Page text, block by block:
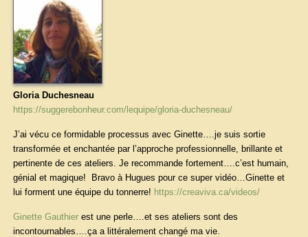
Gloria Duchesneau
https://suggerebonheur.com/lequipe/gloria-duchesneau/
J’ai vécu ce formidable processus avec Ginette….je suis sortie
transformée et enchantée par l’approche professionnelle, brillante et
pertinente de ces ateliers. Je recommande fortement….c’est humain,
génial et magique! Bravo à Hugues pour ce super vidéo…Ginette et
lui forment une équipe du tonnerre! https://creaviva.ca/videos/
Ginette Gauthierest une perle….et ses ateliers sont des
incontournables….ça a littéralement changé ma vie.